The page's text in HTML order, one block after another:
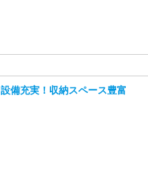
設備充実！収納スペース豊富